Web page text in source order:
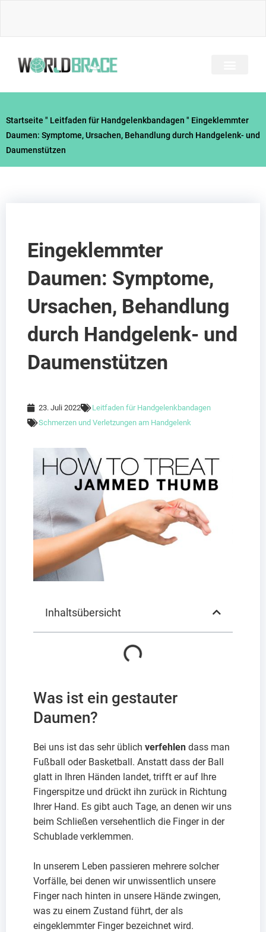
Startseite " Leitfaden für Handgelenkbandagen " Eingeklemmter
Daumen: Symptome, Ursachen, Behandlung durch Handgelenk- und
Daumenstützen
Eingeklemmter
Daumen: Symptome,
Ursachen, Behandlung
durch Handgelenk- und
Daumenstützen
23. Juli 2022
Leitfaden für Handgelenkbandagen
Schmerzen und Verletzungen am Handgelenk
Inhaltsübersicht
Was ist ein gestauter
Daumen?
Bei uns ist das sehr üblich verfehlen dass man
Fußball oder Basketball. Anstatt dass der Ball
glatt in Ihren Händen landet, trifft er auf Ihre
Fingerspitze und drückt ihn zurück in Richtung
Ihrer Hand. Es gibt auch Tage, an denen wir uns
beim Schließen versehentlich die Finger in der
Schublade verklemmen.
In unserem Leben passieren mehrere solcher
Vorfälle, bei denen wir unwissentlich unsere
Finger nach hinten in unsere Hände zwingen,
was zu einem Zustand führt, der als
eingeklemmter Finger bezeichnet wird.